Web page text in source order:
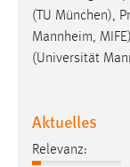
(TU München),
Mannheim,
(Universität
Aktuelles
Relevanz: